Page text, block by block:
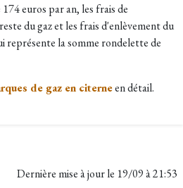
174 euros par an, les frais de
du gaz et les frais d'enlèvement du
représente la somme rondelette de
de gaz en citerneen détail.
Dernière mise à jour le 19/09 à 21:53